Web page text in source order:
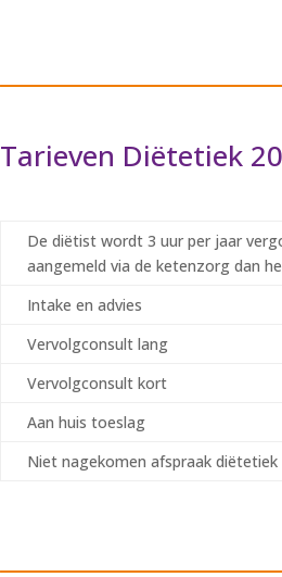
Tarieven Diëtetiek
De diëtist wordt 3 uur per jaar
aangemeld via de ketenzorg dan
Intake en advies
Vervolgconsult lang
Vervolgconsult kort
Aan huis toeslag
Niet nagekomen afspraak diëtetiek